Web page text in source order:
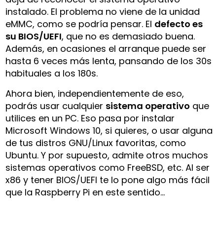
instalado. El problema no viene de la unidad
eMMC, como se podría pensar. El defecto es
su BIOS/UEFI, que no es demasiado buena.
Además, en ocasiones el arranque puede ser
hasta 6 veces más lenta, pansando de los 30s
habituales a los 180s.
Ahora bien, independientemente de eso,
podrás usar cualquier sistema operativo que
utilices en un PC. Eso pasa por instalar
Microsoft Windows 10, si quieres, o usar alguna
de tus distros GNU/Linux favoritas, como
Ubuntu. Y por supuesto, admite otros muchos
sistemas operativos como FreeBSD, etc. Al ser
x86 y tener BIOS/UEFI te lo pone algo más fácil
que la Raspberry Pi en este sentido…